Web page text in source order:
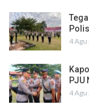
4
PJU
4